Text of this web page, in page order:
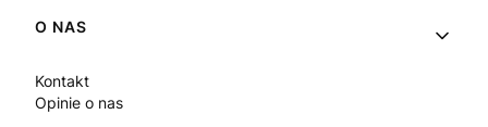
O NAS
Kontakt
Opinie o nas